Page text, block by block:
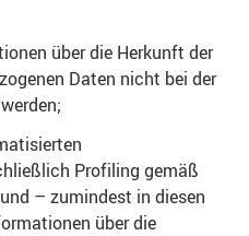
über die Herkunft der
Daten nicht bei der
Profiling gemäß
– zumindest in diesen
über die